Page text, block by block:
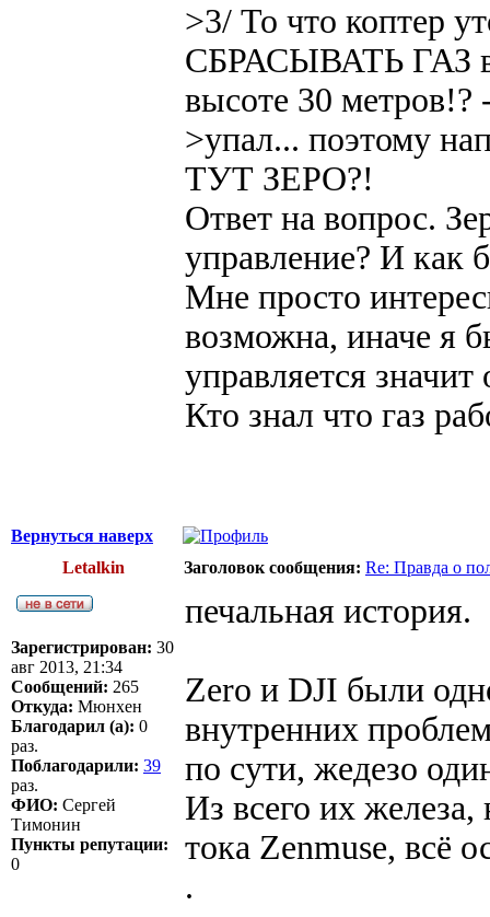
>3/ То что коптер
СБРАСЫВАТЬ ГАЗ в
высоте 30 метров!?
>упал... поэтому
ТУТ ЗЕРО?!
Ответ на вопрос.
управление? И как
Мне просто
возможна, иначе я
управляется
Кто знал что газ
Вернуться наверх
Letalkin
Заголовок сообщения: Re: Правда о
Зарегистрирован: 30
авг 2013, 21:34
Сообщений: 265
Откуда: Мюнхен
Благодарил (а): 0
раз.
Поблагодарили: 39
раз.
ФИО: Сергей
Тимонин
Пункты репутации:
0
печальная история.
Zero и DJI были
внутренних
по сути, жедезо
Из всего их железа,
тока Zenmuse, всё
.